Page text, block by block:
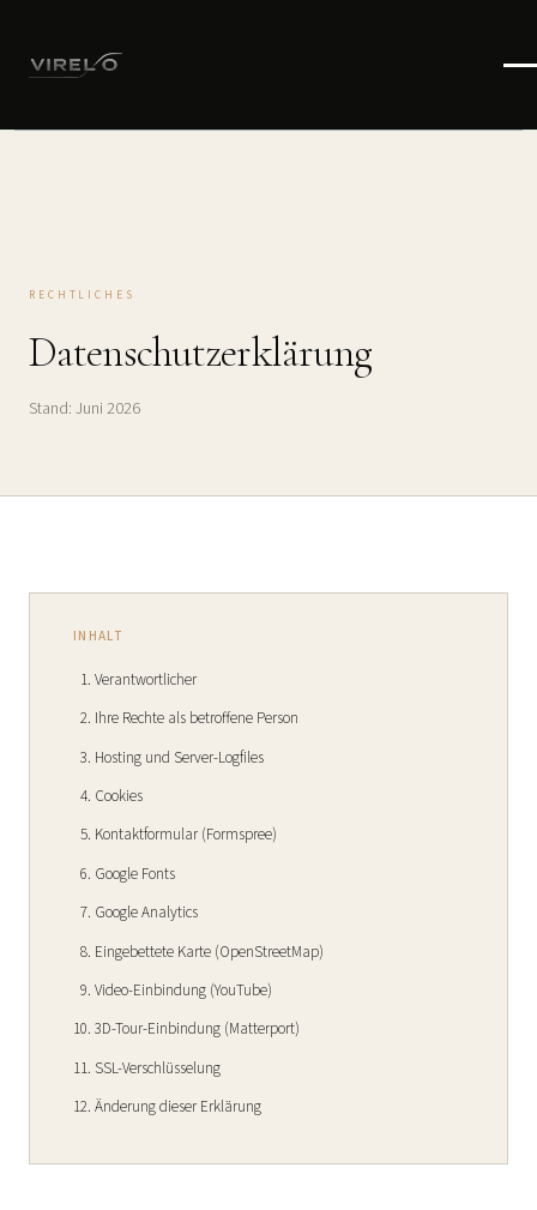
RECHTLICHES
Datenschutzerklärung
Stand: Juni 2026
INHALT
Verantwortlicher
Ihre Rechte als betroffene Person
Hosting und Server-Logfiles
Cookies
Kontaktformular (Formspree)
Google Fonts
Google Analytics
Eingebettete Karte (OpenStreetMap)
Video-Einbindung (YouTube)
3D-Tour-Einbindung (Matterport)
SSL-Verschlüsselung
Änderung dieser Erklärung